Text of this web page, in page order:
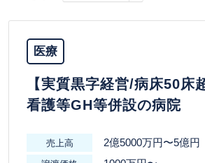
医療
【実質黒字経営/病床50床
看護等GH等併設の病院
売上高 2億5000万円〜5億円